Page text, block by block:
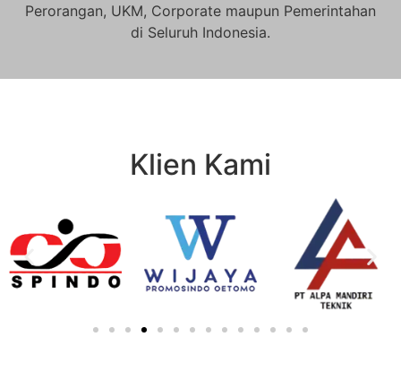
Perorangan, UKM, Corporate maupun Pemerintahan
di Seluruh Indonesia.
Klien Kami